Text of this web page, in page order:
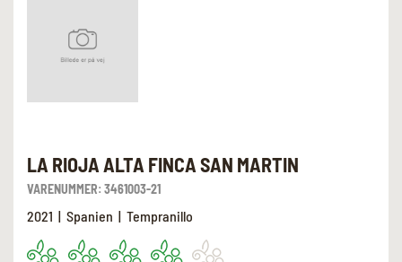
LA RIOJA ALTA FINCA SAN MARTIN
VARENUMMER: 3461003-21
2021 | Spanien | Tempranillo